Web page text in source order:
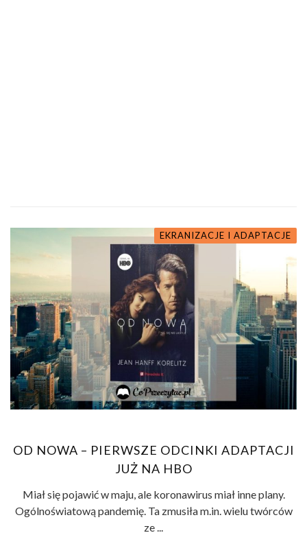
EKRANIZACJE I ADAPTACJE
OD NOWA – PIERWSZE ODCINKI ADAPTACJI
JUŻ NA HBO
Miał się pojawić w maju, ale koronawirus miał inne plany.
Ogólnoświatową pandemię. Ta zmusiła m.in. wielu twórców
ze ...